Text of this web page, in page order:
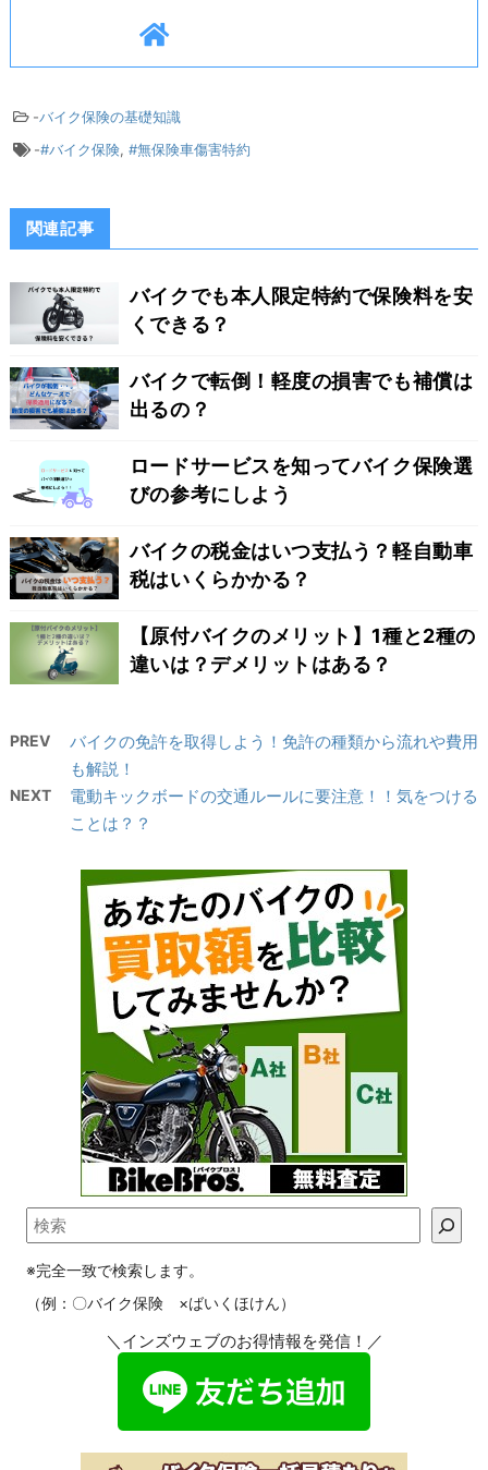
-バイク保険の基礎知識
-#バイク保険, #無保険車傷害特約
関連記事
バイクでも本人限定特約で保険料を安
くできる？
バイクで転倒！軽度の損害でも補償は
出るの？
ロードサービスを知ってバイク保険選
びの参考にしよう
バイクの税金はいつ支払う？軽自動車
税はいくらかかる？
【原付バイクのメリット】1種と2種の
違いは？デメリットはある？
PREV
バイクの免許を取得しよう！免許の種類から流れや費用
も解説！
NEXT
電動キックボードの交通ルールに要注意！！気をつける
ことは？？
※完全一致で検索します。
（例：〇バイク保険 ×ばいくほけん）
＼インズウェブのお得情報を発信！／